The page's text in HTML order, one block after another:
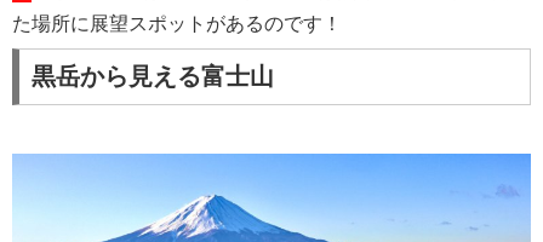
た場所に展望スポットがあるのです！
黒岳から見える富士山